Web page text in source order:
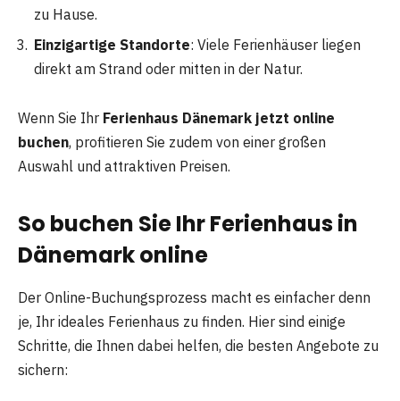
zu Hause.
Einzigartige Standorte: Viele Ferienhäuser liegen
direkt am Strand oder mitten in der Natur.
Wenn Sie Ihr Ferienhaus Dänemark jetzt online
buchen, profitieren Sie zudem von einer großen
Auswahl und attraktiven Preisen.
So buchen Sie Ihr Ferienhaus in
Dänemark online
Der Online-Buchungsprozess macht es einfacher denn
je, Ihr ideales Ferienhaus zu finden. Hier sind einige
Schritte, die Ihnen dabei helfen, die besten Angebote zu
sichern: